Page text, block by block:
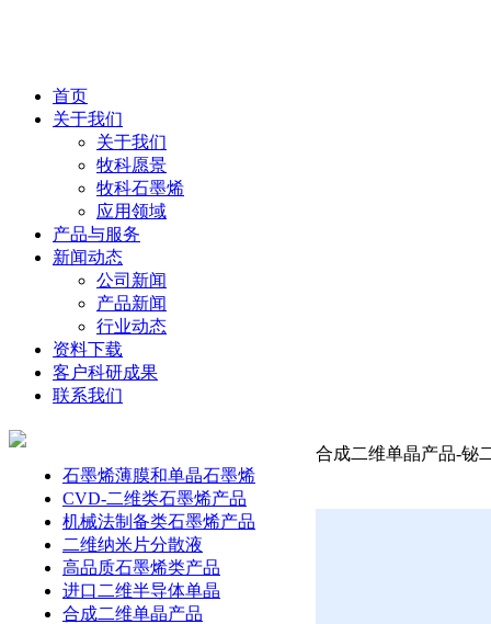
首页
关于我们
关于我们
牧科愿景
牧科石墨烯
应用领域
产品与服务
新闻动态
公司新闻
产品新闻
行业动态
资料下载
客户科研成果
联系我们
石墨烯薄膜和单晶石墨烯
CVD-二维类石墨烯产品
机械法制备类石墨烯产品
二维纳米片分散液
高品质石墨烯类产品
进口二维半导体单晶
合成二维单晶产品
合成二维单晶产品-铋